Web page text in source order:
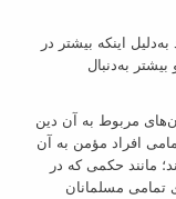
اینکه بیشتر در
به‌دنبال
مربوط به آن دین
افراد مؤمن به آن
مانند حکمی که در
تمامی مسلمانان